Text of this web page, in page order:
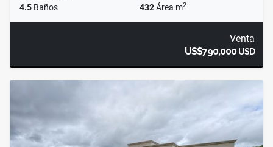
4.5 Baños 432Área m2
Venta
US$790,000USD